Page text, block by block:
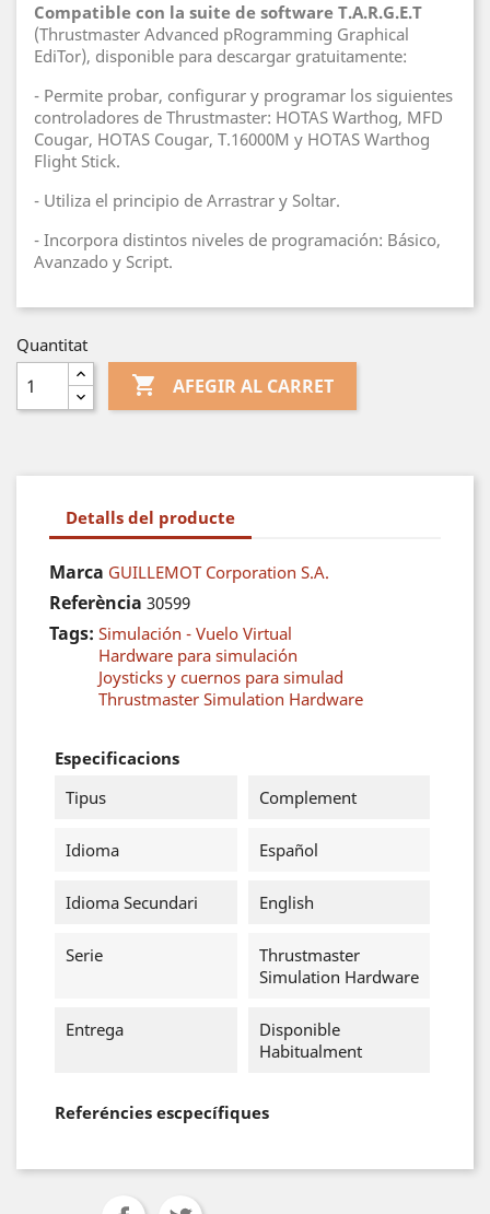
Compatible con la suite de software T.A.R.G.E.T
(Thrustmaster Advanced pRogramming Graphical
EdiTor), disponible para descargar gratuitamente:
- Permite probar, configurar y programar los siguientes
controladores de Thrustmaster: HOTAS Warthog, MFD
Cougar, HOTAS Cougar, T.16000M y HOTAS Warthog
Flight Stick.
- Utiliza el principio de Arrastrar y Soltar.
- Incorpora distintos niveles de programación: Básico,
Avanzado y Script.
Quantitat
 AFEGIR AL CARRET
Detalls del producte
Marca GUILLEMOT Corporation S.A.
Referència 30599
Tags: Simulación - Vuelo Virtual
Hardware para simulación
Joysticks y cuernos para simulad
Thrustmaster Simulation Hardware
Especificacions
Tipus
Complement
Idioma Español
Idioma Secundari English
Serie
Thrustmaster
Simulation Hardware
Entrega
Disponible
Habitualment
Referéncies escpecífiques